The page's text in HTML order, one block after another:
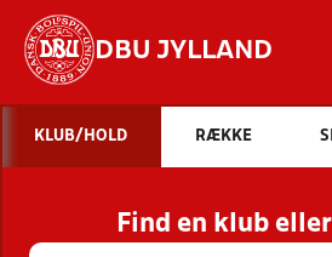
DBU JYLLAND
STILLINGER,
HOLD
KLUB/HOLD RÆKKE
Find en klub